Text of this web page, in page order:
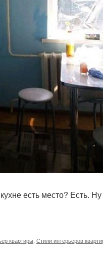
есть место? Есть.
квартиры Стили интерьеров